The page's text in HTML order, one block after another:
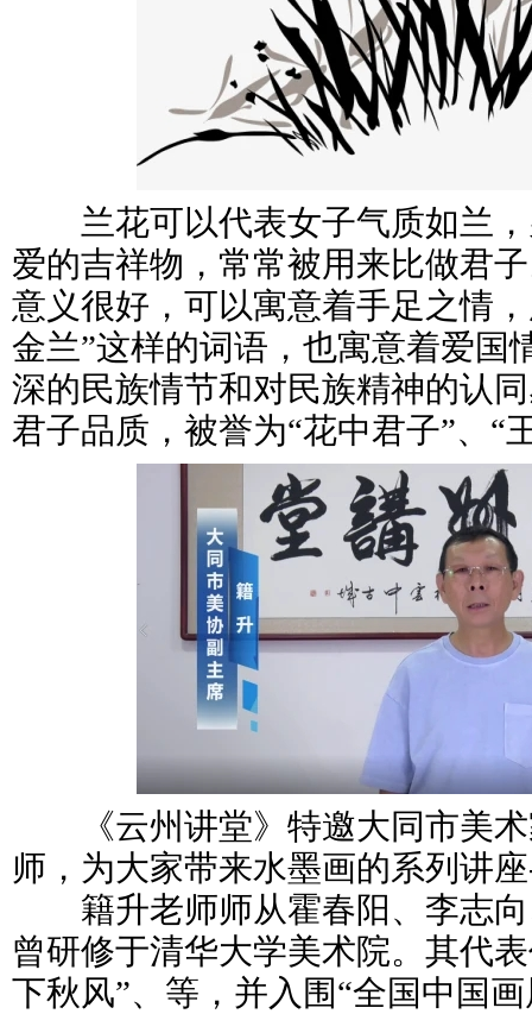
兰花可以代表女子气质如兰，
爱的吉祥物，常常被用来比做君
意义很好，可以寓意着手足之情
金兰”这样的词语，也寓意着爱国
深的民族情节和对民族精神的认
君子品质，被誉为“花中君子”、“
《云州讲堂》特邀大同市美术
师，为大家带来水墨画的系列讲
籍升老师师从霍春阳、李志向
曾研修于清华大学美术院。其代
下秋风”、等，并入围“全国中国